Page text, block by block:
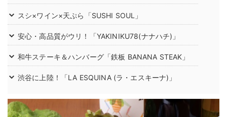
スシ×ワイン×天ぷら「SUSHI SOUL」
安心・高品質がウリ！「YAKINIKU78(ナナハチ)」
和牛ステーキ＆ハンバーグ「鉄板 BANANA STEAK」
渋谷に上陸！「LA ESQUINA (ラ・エスキーナ)」